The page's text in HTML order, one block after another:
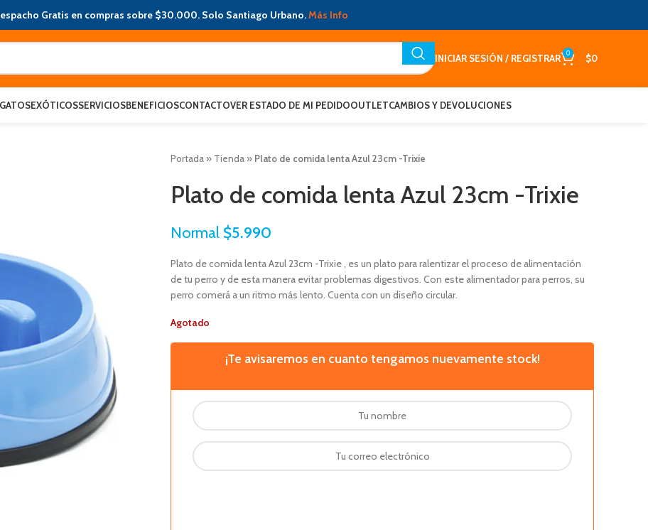
Gratis en compras sobre $30.000. Solo Santiago Urbano.Más Info
INICIAR SESIÓN / REGISTRAR 0 $0
GATOSEXÓTICOSSERVICIOSBENEFICIOSCONTACTOVER ESTADO DE MI PEDIDOOUTLETCAMBIOS Y DEVOLUCIONES
Portada » Tienda » Plato de comida lenta Azul 23cm -Trixie
Plato de comida lenta Azul 23cm -Trixie
Normal $5.990
Plato de comida lenta Azul 23cm -Trixie , es un plato para ralentizar el proceso de alimentación
de tu perro y de esta manera evitar problemas digestivos. Con este alimentador para perros, su
perro comerá a un ritmo más lento. Cuenta con un diseño circular.
Agotado
¡Te avisaremos en cuanto tengamos nuevamente stock!